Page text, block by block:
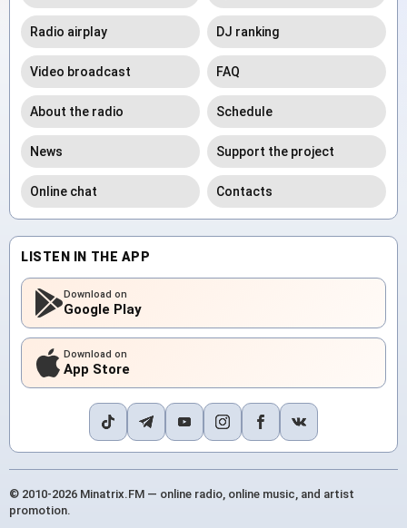
Radio airplay DJ ranking
Video broadcast FAQ
About the radio Schedule
News Support the project
Online chat Contacts
LISTEN IN THE APP
Download on
Google Play
Download on
App Store
© 2010-2026 Minatrix.FM — online radio, online music, and artist
promotion.